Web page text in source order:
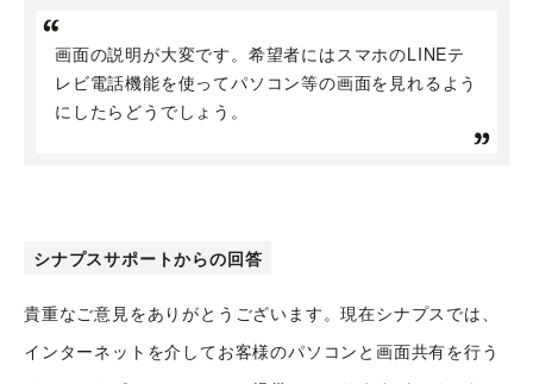
画面の説明が大変です。希望者にはスマホのLINEテ
レビ電話機能を使ってパソコン等の画面を見れるよう
にしたらどうでしょう。
シナプスサポートからの回答
貴重なご意見をありがとうございます。現在シナプスでは、
インターネットを介してお客様のパソコンと画面共有を行う
シナプストップへ
シナプスについて
数字で見るシナプス
サービス紹介
シナプスの技術
シナプスの技術力